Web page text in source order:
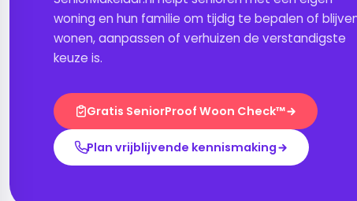
woning en hun familie om tijdig te bepalen of
wonen, aanpassen of verhuizen de verstandigste
keuze is.
Gratis SeniorProof Woon Check™
Plan vrijblijvende kennismaking